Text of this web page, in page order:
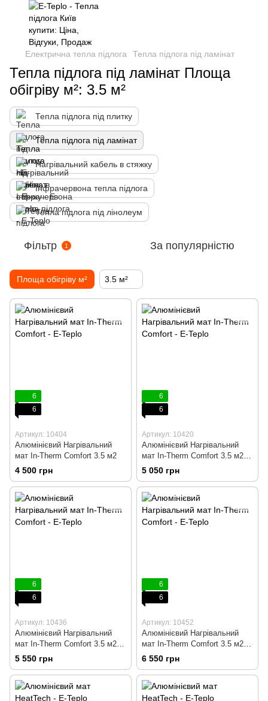
Електрична тепла підлога Тепла підлога під ламінат
Тепла підлога під ламінат Площа
обігріву м²: 3.5 м²
Тепла підлога під плитку
Тепла підлога під ламінат
Нагрівальний кабель в стяжку
Інфрачервона тепла підлога
Тепла підлога під лінолеум
Фільтр 1 За популярністю
Площа обігріву м² 3.5 м²
6
6
Артикул: 10404
Алюмінієвий Нагрівальний
мат In-Therm Comfort 3.5 м2
4 500 грн
6
6
Артикул: 10420
Алюмінієвий Нагрівальний
мат In-Therm Comfort 3.5 м2 +
механічний терморегулятор
5 050 грн
6
6
Артикул: 10436
Алюмінієвий Нагрівальний
мат In-Therm Comfort 3.5 м2 +
програмований
терморегулятор
5 550 грн
6
6
Артикул: 10452
Алюмінієвий Нагрівальний
мат In-Therm Comfort 3.5 м2 +
wi-fi терморегулятор
6 550 грн